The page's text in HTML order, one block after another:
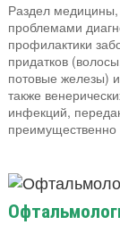
Раздел
проблемами
профилактики
придатков
потовые железы)
также
инфекций,